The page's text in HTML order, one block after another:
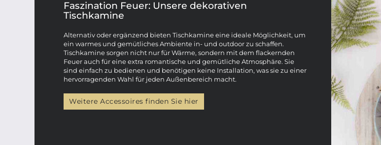
Faszination Feuer: Unsere dekorativen
Tischkamine
Alternativ oder ergänzend bieten Tischkamine eine ideale Möglichkeit, um
ein warmes und gemütliches Ambiente in- und outdoor zu schaffen.
Tischkamine sorgen nicht nur für Wärme, sondern mit dem flackernden
Feuer auch für eine extra romantische und gemütliche Atmosphäre. Sie
sind einfach zu bedienen und benötigen keine Installation, was sie zu einer
hervorragenden Wahl für jeden Außenbereich macht.
Weitere Accessoires finden Sie hier